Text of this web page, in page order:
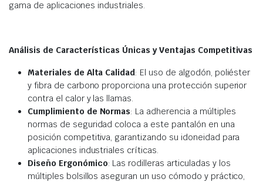
gama de aplicaciones industriales.
Análisis de Características Únicas y Ventajas Competitivas
Materiales de Alta Calidad: El uso de algodón, poliéster
y fibra de carbono proporciona una protección superior
contra el calor y las llamas.
Cumplimiento de Normas: La adherencia a múltiples
normas de seguridad coloca a este pantalón en una
posición competitiva, garantizando su idoneidad para
aplicaciones industriales críticas.
Diseño Ergonómico: Las rodilleras articuladas y los
múltiples bolsillos aseguran un uso cómodo y práctico,